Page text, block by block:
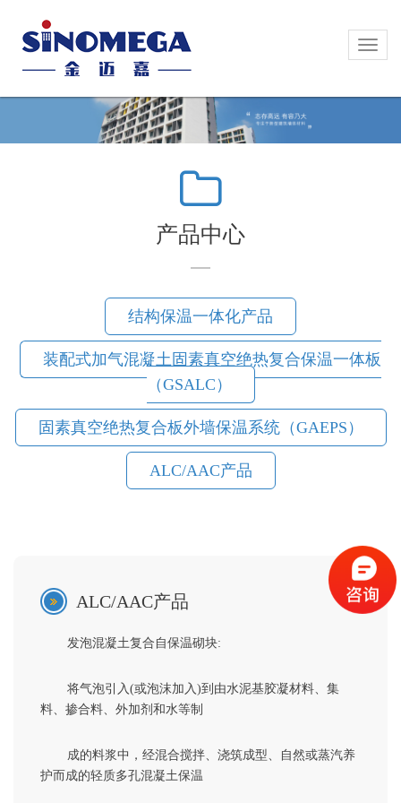
Toggle
Toggle
产品中心
结构保温一体化产品
装配式加气混凝土固素真空绝热复合保温一体板
（GSALC）
固素真空绝热复合板外墙保温系统（GAEPS）
ALC/AAC产品
ALC/AAC产品
发泡混凝土复合自保温砌块:
将气泡引入(或泡沫加入)到由水泥基胶凝材料、集
料、掺合料、外加剂和水等制
成的料浆中，经混合搅拌、浇筑成型、自然或蒸汽养
护而成的轻质多孔混凝土保温